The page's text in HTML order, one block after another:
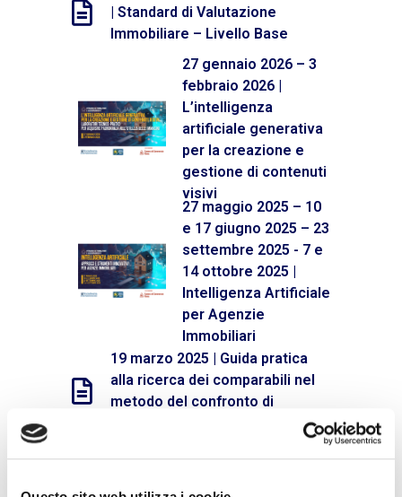
| Standard di Valutazione
Immobiliare – Livello Base
27 gennaio 2026 – 3
febbraio 2026 |
L’intelligenza
artificiale generativa
per la creazione e
gestione di contenuti
visivi
27 maggio 2025 – 10
e 17 giugno 2025 – 23
settembre 2025 - 7 e
14 ottobre 2025 |
Intelligenza Artificiale
per Agenzie
Immobiliari
19 marzo 2025 | Guida pratica
alla ricerca dei comparabili nel
metodo del confronto di
8 ottobre 2024 | Stima del valore